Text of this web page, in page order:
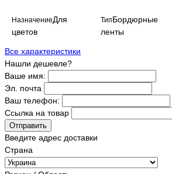
НазначениеДля
цветов
ТипБордюрные
ленты
Все характеристики
Нашли дешевле?
Ваше имя:
Эл. почта
Ваш телефон:
Ссылка на товар
Отправить
Введите адрес доставки
Страна